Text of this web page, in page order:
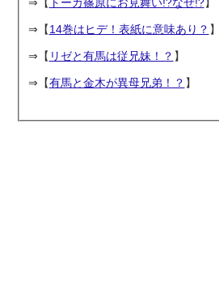
⇒【14巻はヒデ！表紙に意味あり？ 】
⇒【 リゼと有馬は従兄妹！？ 】
⇒【有馬と金木が異母兄弟！？ 】